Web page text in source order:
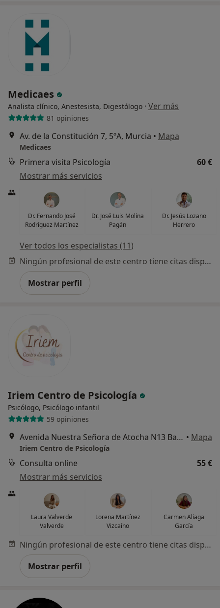
Medicaes
Analista clínico, Anestesista, Digestólogo · Ver más
81 opiniones
Av. de la Constitución 7, 5ºA, Murcia • Mapa
Medicaes
Primera visita Psicología
60 €
Mostrar más servicios
Dr. Fernando José
Rodríguez Martínez
Dr. José Luis Molina
Pagán
Dr. Jesús Lozano
Herrero
Ver todos los especialistas (11)
Ningún profesional de este centro tiene citas disponibles
Mostrar perfil
Iriem Centro de Psicología
Psicólogo, Psicólogo infantil
59 opiniones
Avenida Nuestra Señora de Atocha N13 Bajo 2, Murcia • Mapa
Iriem Centro de Psicología
Consulta online
55 €
Mostrar más servicios
Laura Valverde
Valverde
Lorena Martínez
Vizcaíno
Carmen Aliaga
García
Ningún profesional de este centro tiene citas disponibles
Mostrar perfil